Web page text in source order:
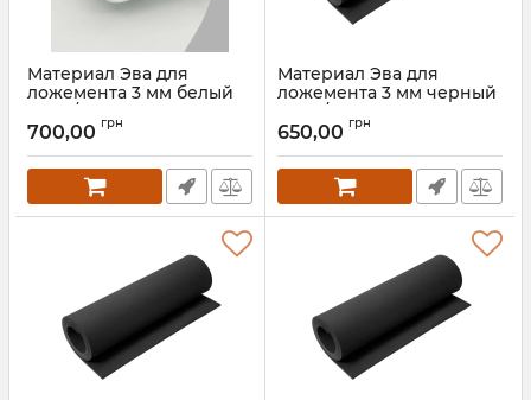
Материал Эва для
ложемента 3 мм белый
100кг/м3 (145*250 см)
Артикул: 90017
700,00 грн
Материал Эва для
ложемента 3 мм черный
100кг/м3 (145*250 см)
Артикул: 90018
650,00 грн